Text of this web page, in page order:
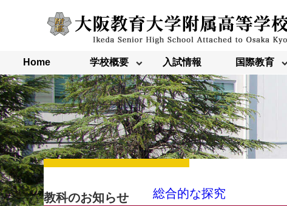
Home 学校概要 入試情報 国際教育
教科のお知らせ 総合的な探究